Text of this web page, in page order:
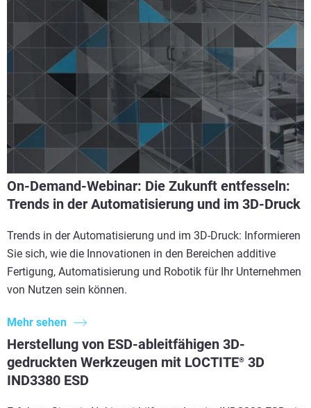
On-Demand-Webinar: Die Zukunft entfesseln:
Trends in der Automatisierung und im 3D-Druck
Trends in der Automatisierung und im 3D-Druck: Informieren
Sie sich, wie die Innovationen in den Bereichen additive
Fertigung, Automatisierung und Robotik für Ihr Unternehmen
von Nutzen sein können.
Mehr sehen
Herstellung von ESD-ableitfähigen 3D-
gedruckten Werkzeugen mit LOCTITE® 3D
IND3380 ESD